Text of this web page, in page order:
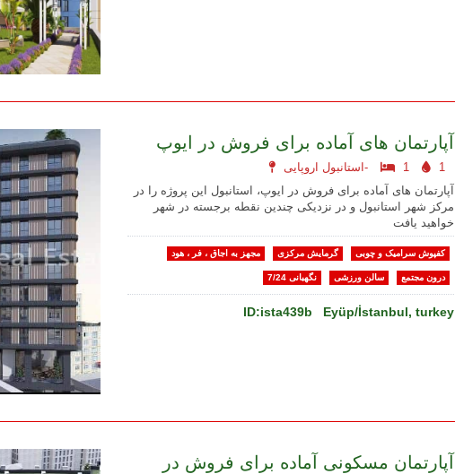
آپارتمان های آماده برای فروش در ایوپ
استانبول اروپایی- 1
1
آپارتمان های آماده برای فروش در ایوپ، استانبول این پروژه را در
مرکز شهر استانبول و در نزدیکی چندین نقطه برجسته در شهر
خواهید یافت
مجهز به اجاق ، فر ، هود گرمایش مرکزی کفپوش سرامیک و چوبی
نگهبانی 7/24 سالن ورزشی درون مجتمع
ID:ista439b Eyüp/İstanbul, turkey
آپارتمان مسکونی آماده برای فروش در